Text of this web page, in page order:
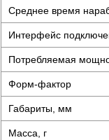
Среднее время
Интерфейс
Потребляемая
Форм-фактор
Габариты, мм
Масса, г